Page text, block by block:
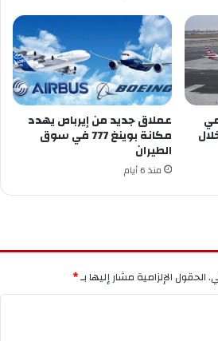
1.7% خلال
عملاق جديد من إيرباص يهدد
مكانة بوينغ 777 في سوق
الطيران
منذ 6 أيام
الحقول الإلزامية مشار إليها بـ*